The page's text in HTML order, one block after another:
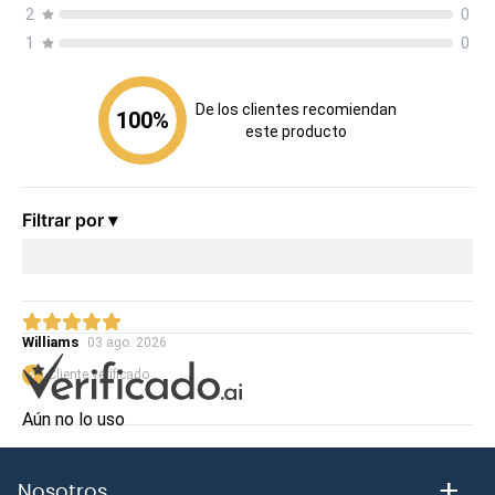
2
0
1
0
100%
De los clientes recomiendan
este producto
Filtrar por ▾
Williams 03 ago. 2026
Cliente verificado
Aún no lo uso